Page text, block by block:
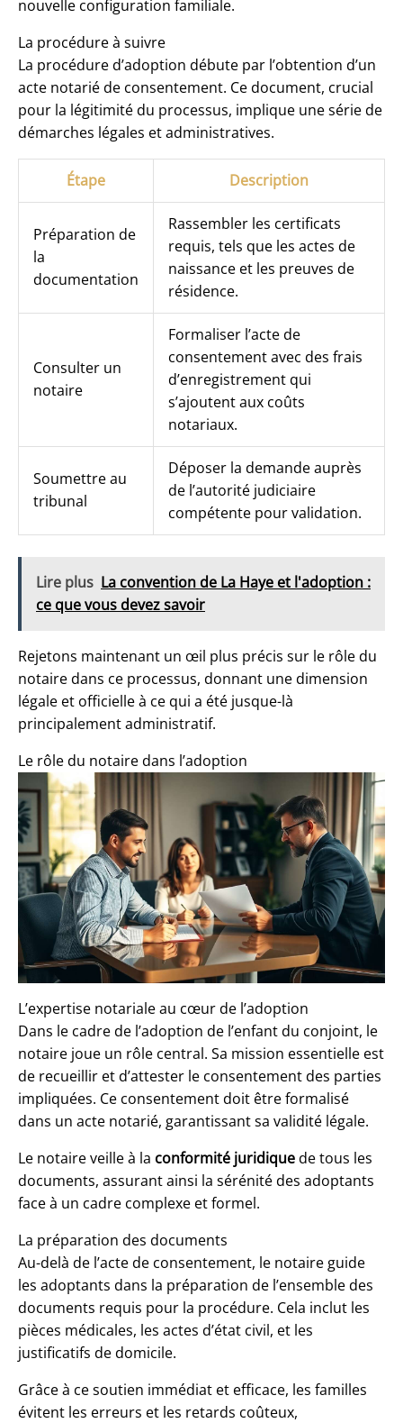
nouvelle configuration familiale.
La procédure à suivre
La procédure d’adoption débute par l’obtention d’un
acte notarié de consentement. Ce document, crucial
pour la légitimité du processus, implique une série de
démarches légales et administratives.
Étape Description
Préparation de
la
documentation
Rassembler les certificats
requis, tels que les actes de
naissance et les preuves de
résidence.
Consulter un
notaire
Formaliser l’acte de
consentement avec des frais
d’enregistrement qui
s’ajoutent aux coûts
notariaux.
Soumettre au
tribunal
Déposer la demande auprès
de l’autorité judiciaire
compétente pour validation.
Lire plus La convention de La Haye et l'adoption :
ce que vous devez savoir
Rejetons maintenant un œil plus précis sur le rôle du
notaire dans ce processus, donnant une dimension
légale et officielle à ce qui a été jusque-là
principalement administratif.
Le rôle du notaire dans l’adoption
L’expertise notariale au cœur de l’adoption
Dans le cadre de l’adoption de l’enfant du conjoint, le
notaire joue un rôle central. Sa mission essentielle est
de recueillir et d’attester le consentement des parties
impliquées. Ce consentement doit être formalisé
dans un acte notarié, garantissant sa validité légale.
Le notaire veille à la conformité juridiquede tous les
documents, assurant ainsi la sérénité des adoptants
face à un cadre complexe et formel.
La préparation des documents
Au-delà de l’acte de consentement, le notaire guide
les adoptants dans la préparation de l’ensemble des
documents requis pour la procédure. Cela inclut les
pièces médicales, les actes d’état civil, et les
justificatifs de domicile.
Grâce à ce soutien immédiat et efficace, les familles
évitent les erreurs et les retards coûteux,